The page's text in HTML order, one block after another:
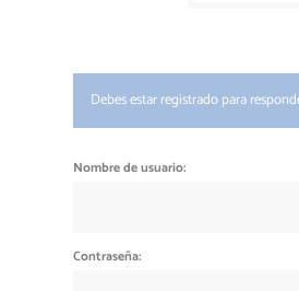
Debes estar registrado para
Nombre de usuario:
Contraseña: